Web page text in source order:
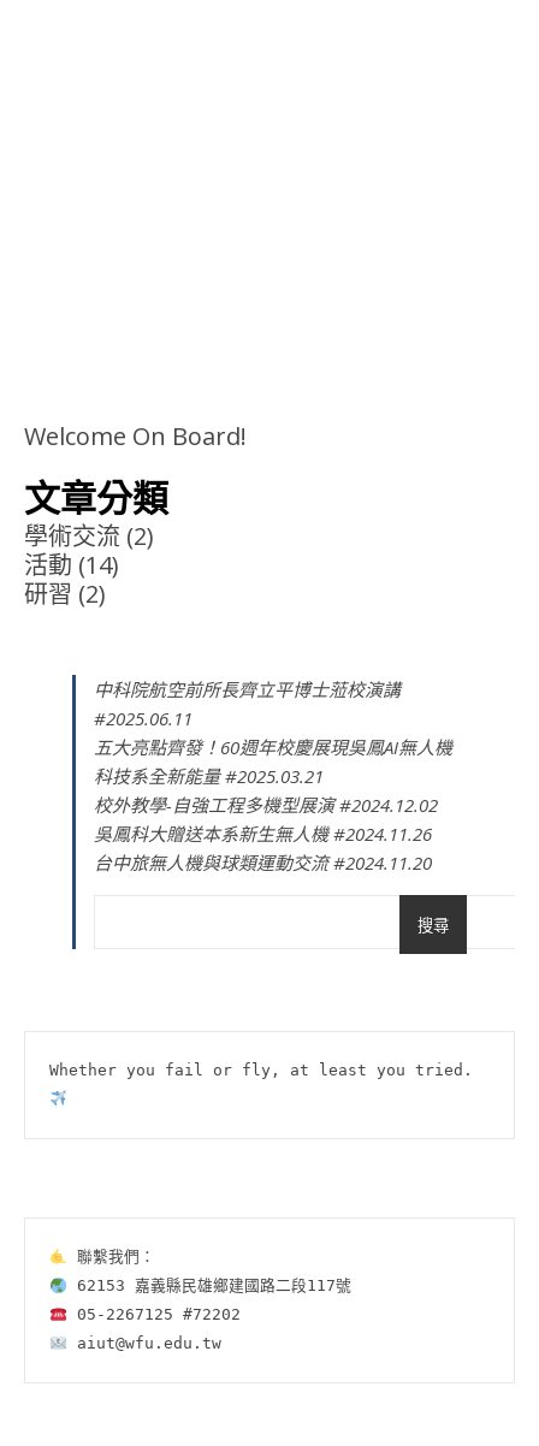
Welcome On Board!
文章分類
學術交流 (2)
活動 (14)
研習 (2)
中科院航空前所長齊立平博士蒞校演講
#2025.06.11
五大亮點齊發！60週年校慶展現吳鳳AI無人機
科技系全新能量 #2025.03.21
校外教學-自強工程多機型展演 #2024.12.02
吳鳳科大贈送本系新生無人機 #2024.11.26
台中旅無人機與球類運動交流 #2024.11.20
搜尋
Whether you fail or fly, at least you tried.
62153 嘉義縣民雄鄉建國路二段117號
aiut@wfu.edu.tw